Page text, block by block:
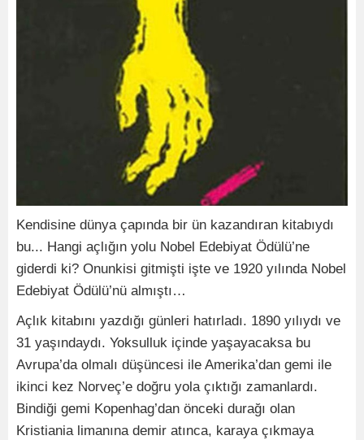
Kendisine dünya çapında bir ün kazandıran kitabıydı
bu... Hangi açlığın yolu Nobel Edebiyat Ödülü’ne
giderdi ki? Onunkisi gitmişti işte ve 1920 yılında Nobel
Edebiyat Ödülü’nü almıştı…
Açlık kitabını yazdığı günleri hatırladı. 1890 yılıydı ve
31 yaşındaydı. Yoksulluk içinde yaşayacaksa bu
Avrupa’da olmalı düşüncesi ile Amerika’dan gemi ile
ikinci kez Norveç’e doğru yola çıktığı zamanlardı.
Bindiği gemi Kopenhag’dan önceki durağı olan
Kristiania limanına demir atınca, karaya çıkmaya